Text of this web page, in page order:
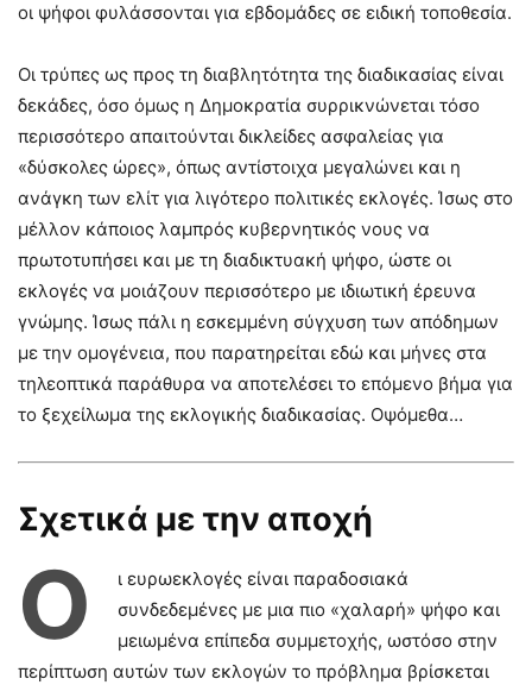
οι ψήφοι φυλάσσονται για εβδομάδες σε ειδική τοποθεσία.
Οι τρύπες ως προς τη διαβλητότητα της διαδικασίας είναι
δεκάδες, όσο όμως η Δημοκρατία συρρικνώνεται τόσο
περισσότερο απαιτούνται δικλείδες ασφαλείας για
«δύσκολες ώρες», όπως αντίστοιχα μεγαλώνει και η
ανάγκη των ελίτ για λιγότερο πολιτικές εκλογές. Ίσως στο
μέλλον κάποιος λαμπρός κυβερνητικός νους να
πρωτοτυπήσει και με τη διαδικτυακή ψήφο, ώστε οι
εκλογές να μοιάζουν περισσότερο με ιδιωτική έρευνα
γνώμης. Ίσως πάλι η εσκεμμένη σύγχυση των απόδημων
με την ομογένεια, που παρατηρείται εδώ και μήνες στα
τηλεοπτικά παράθυρα να αποτελέσει το επόμενο βήμα για
το ξεχείλωμα της εκλογικής διαδικασίας. Οψόμεθα…
Σχετικά με την αποχή
Ο
ι ευρωεκλογές είναι παραδοσιακά
συνδεδεμένες με μια πιο «χαλαρή» ψήφο και
μειωμένα επίπεδα συμμετοχής, ωστόσο στην
περίπτωση αυτών των εκλογών το πρόβλημα βρίσκεται